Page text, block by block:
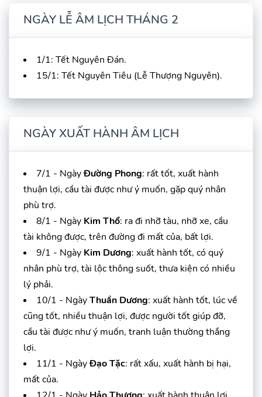
NGÀY LỄ ÂM LỊCH THÁNG 2
1/1: Tết Nguyên Đán.
15/1: Tết Nguyên Tiêu (Lễ Thượng Nguyên).
NGÀY XUẤT HÀNH ÂM LỊCH
7/1 - NgàyĐường Phong: rất tốt, xuất hành
thuận lợi, cầu tài được như ý muốn, gặp quý nhân
phù trợ.
8/1 - Ngày Kim Thổ: ra đi nhỡ tàu, nhỡ xe, cầu
tài không được, trên đường đi mất của, bất lợi.
9/1 - Ngày Kim Dương: xuất hành tốt, có quý
nhân phù trợ, tài lộc thông suốt, thưa kiện có nhiều
lý phải.
10/1 - NgàyThuần Dương: xuất hành tốt, lúc về
cũng tốt, nhiều thuận lợi, được người tốt giúp đỡ,
cầu tài được như ý muốn, tranh luận thường thắng
lợi.
11/1 - NgàyĐạo Tặc: rất xấu, xuất hành bị hại,
mất của.